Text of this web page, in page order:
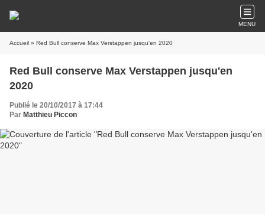
MENU
Accueil » Red Bull conserve Max Verstappen jusqu'en 2020
Red Bull conserve Max Verstappen jusqu'en
2020
Publié le 20/10/2017 à 17:44
Par Matthieu Piccon